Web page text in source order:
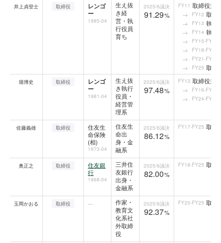
井上貞登士 取締役
レンゴ
ー
1985-04
生え抜
き経
営・執
行役員
育ち
2025/6議決
91.29%
FY11 取締役兼
FY12 取締
FY13 執行
FY14 執行
FY15-FY17
FY18-FY19
FY21-FY24
FY25 取締
堀博史 取締役
レンゴ
ー
1981-04
生え抜
き執行
役員・
経営管
理系
2025/6議決
97.48%
FY13 取締役兼
FY16-FY17
FY24-FY25
佐藤義雄 取締役
住友生
命保険
(相)
1973-04
住友生
命出
身・金
融系
2025/6議決
86.12%
FY17-FY25 取締
奥正之 取締役
住友銀
行
1968-04
三井住
友銀行
出身・
金融系
2025/6議決
82.00%
FY18-FY25 取締
玉岡かおる 取締役 —
作家・
教育文
化系社
外取締
役
2025/6議決
92.37%
FY20-FY25 取締